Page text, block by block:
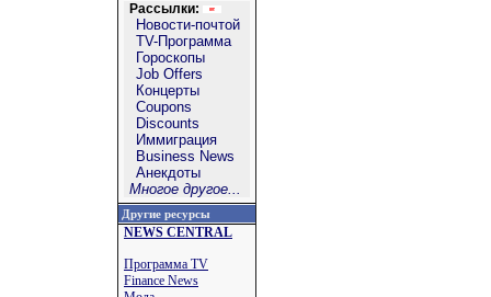
Рассылки:
Новости-почтой
TV-Программа
Гороскопы
Job Offers
Концерты
Coupons
Discounts
Иммиграция
Business News
Анекдоты
Многое другое...
Другие ресурсы
NEWS CENTRAL
Программа TV
Finance News